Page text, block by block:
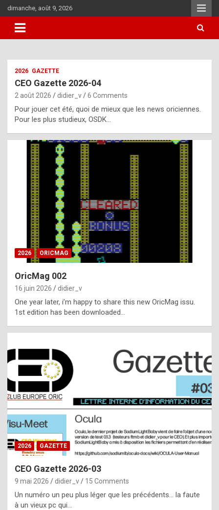
Skip
to
content
dimanche, août 9, 2026
i
u
l
y
d
i
ff
i
l
t
t
s
t
a
s
i
e
f
2026 GAZETTE
CEO Gazette 2026-04
2 août 2026 didier_v 6 Comments
Pour jouer cet été, quoi de mieux que les news oriciennes.
Pour les plus studieux, OSDK…
2026 ORICMAG
OricMag 002
16 juin 2026 didier_v
One year later, i’m happy to share this new OricMag issu.
1st edition has been downloaded…
2026 GAZETTE
CEO Gazette 2026-03
9 mai 2026 didier_v 15 Comments
Un numéro un peu plus léger que les précédents… la faute
à un vieux pc qui…